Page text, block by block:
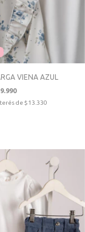
VIENA AZUL
de$13.330